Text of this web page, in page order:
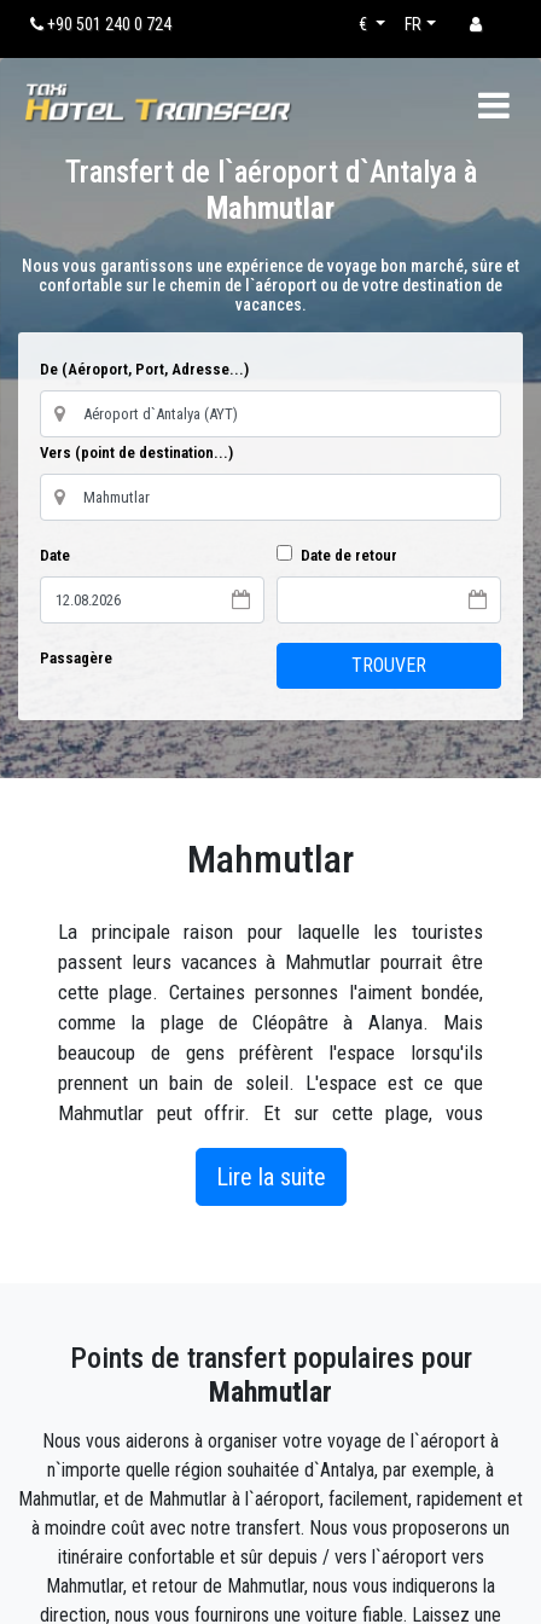
+90 501 240 0 724 FR
€
Transfert de l`aéroport d`Antalya à
Mahmutlar
Nous vous garantissons une expérience de voyage bon marché, sûre et
confortable sur le chemin de l`aéroport ou de votre destination de
vacances.
De (Aéroport, Port, Adresse...)
Vers (point de destination...)
Date Date de retour
Passagère TROUVER
Mahmutlar
La principale raison pour laquelle les touristes
passent leurs vacances à Mahmutlar pourrait être
cette plage. Certaines personnes l'aiment bondée,
comme la plage de Cléopâtre à Alanya. Mais
beaucoup de gens préfèrent l'espace lorsqu'ils
prennent un bain de soleil. L'espace est ce que
Mahmutlar peut offrir. Et sur cette plage, vous
pouvez décider si vous voulez passer du temps avec
vos voisins, être seul ou faire connaissance avec de
nouvelles personnes. C'est comme tu veux!
veulent simplement apporter leurs propres
parapluies, les planter dans le sable et étendre leurs
plage telle qu'elle était il y a quelques années.
Comment se rendre à Mahmutlar ?
Les services de transport à Mahmutlar ont toujours
été réputés pour leur haute qualité, car c'est la norme
afin de garantir le meilleur service aux visiteurs et
Lire la suite
Points de transfert populaires pour
Mahmutlar
Nous vous aiderons à organiser votre voyage de l`aéroport à
n`importe quelle région souhaitée d`Antalya, par exemple, à
Mahmutlar, et de Mahmutlar à l`aéroport, facilement, rapidement et
à moindre coût avec notre transfert. Nous vous proposerons un
itinéraire confortable et sûr depuis / vers l`aéroport vers
Mahmutlar, et retour de Mahmutlar, nous vous indiquerons la
direction, nous vous fournirons une voiture fiable. Laissez une